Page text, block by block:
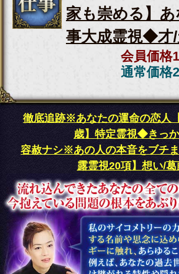
追憶痕跡サイコメトリー
今のあなたを知るうえで過去世の
存在が欠かせません。
あなたやあの人のお名前に触れる
ことで数世代前までの
この先の運命の流れについてもしっかり
お伝えさせていただきます。
霊力桁外れ※運命を操る
【あなたの人生掌握霊視
◆全25項】幸福＆余生
会員価格
2,915円(税込)
通常価格3,410円(税込)
収益＆地位UP【著名起業
家も崇める】あなたの仕
事大成霊視◆才/天職
会員価格1,980円(税込)
通常価格2,200円(税込)